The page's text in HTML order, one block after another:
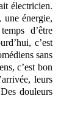
électricien.
une énergie,
d’être
c’est
sans
c’est bon
leurs
douleurs